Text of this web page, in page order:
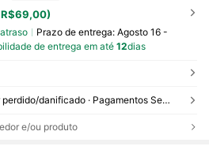
Prazo de entrega: Agosto 16 -
de entrega em até 12dias
Reenviar se o item estiver perdido/danificado · Pagamentos Seguros · Proteção de privacidade
e/ou produto